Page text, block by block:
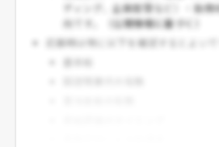
ディング、企画管理など）・勤
向です。
（公開情報に基づく）
応募時は特に以下を確認するとよいで
基本給